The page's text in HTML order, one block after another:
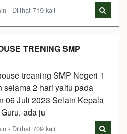
- Dilihat 719 kali
TRENING SMP
treaning SMP Negeri 1
2 hari yaitu pada
06 Juli 2023 Selain Kepala
ada ju
- Dilihat 709 kali